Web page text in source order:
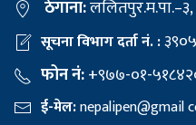
ठेगाना:
सूचना विभाग दर्ता नं. :
फोन नं:+९७७-०१-
ई-मेल:nepalipen@gmail